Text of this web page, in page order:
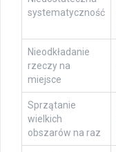
systematyczność
Nieodkładanie
rzeczy na
miejsce
Sprzątanie
wielkich
obszarów na raz